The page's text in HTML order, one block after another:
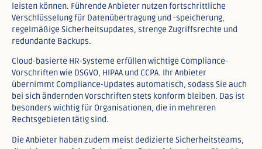
leisten können. Führende Anbieter nutzen fortschrittliche
Verschlüsselung für Datenübertragung und -speicherung,
regelmäßige Sicherheitsupdates, strenge Zugriffsrechte und
redundante Backups.​
Cloud-basierte HR-Systeme erfüllen wichtige Compliance-
Vorschriften wie DSGVO, HIPAA und CCPA. Ihr Anbieter
übernimmt Compliance-Updates automatisch, sodass Sie auch
bei sich ändernden Vorschriften stets konform bleiben. Das ist
besonders wichtig für Organisationen, die in mehreren
Rechtsgebieten tätig sind.​
Die Anbieter haben zudem meist dedizierte Sicherheitsteams,